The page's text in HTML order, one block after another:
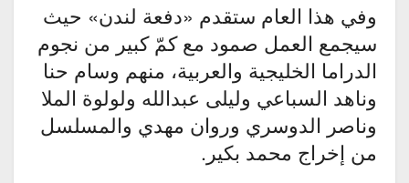
وفي هذا العام ستقدم «دفعة لندن» حيث
سيجمع العمل صمود مع كمّ كبير من نجوم
الدراما الخليجية والعربية، منهم وسام حنا
وناهد السباعي وليلى عبدالله ولولوة الملا
وناصر الدوسري وروان مهدي والمسلسل
من إخراج محمد بكير.